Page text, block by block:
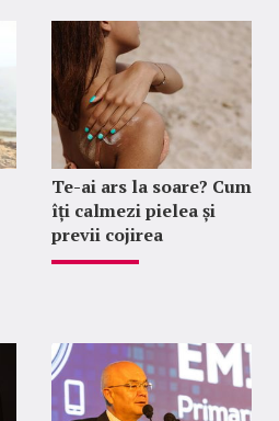
Te-ai ars la soare? Cum
îți calmezi pielea și
previi cojirea